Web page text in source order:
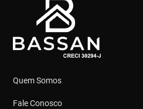
Quem Somos
Fale Conosco